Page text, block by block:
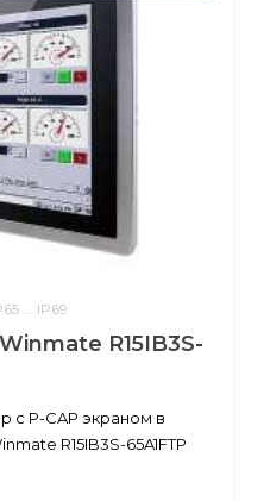
... IP69
R15IB3S-
с P-CAP экраном в
R15IB3S-65A1FTP